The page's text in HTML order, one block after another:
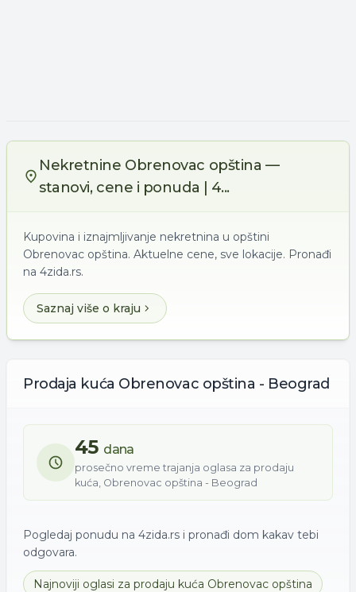
Nekretnine Obrenovac opština —
stanovi, cene i ponuda | 4...
Kupovina i iznajmljivanje nekretnina u opštini
Obrenovac opština. Aktuelne cene, sve lokacije. Pronađi
na 4zida.rs.
Saznaj više o kraju
Prodaja kuća Obrenovac opština - Beograd
45 dana
prosečno vreme trajanja oglasa za prodaju
kuća, Obrenovac opština - Beograd
Pogledaj ponudu na 4zida.rs i pronađi dom kakav tebi
odgovara.
Najnoviji oglasi za prodaju kuća Obrenovac opština